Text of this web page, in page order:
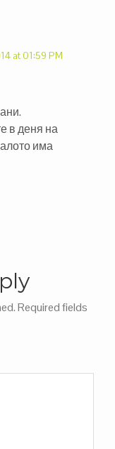
at 01:59 PM
в деня на
има
Required fields